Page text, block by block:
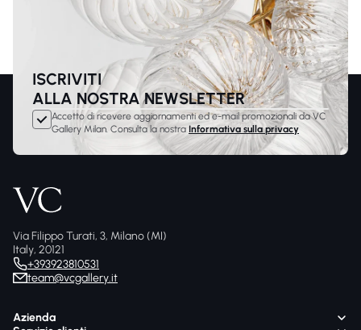
ISCRIVITI
ALLA NOSTRA NEWSLETTER
Accetto di ricevere aggiornamenti ed e-mail promozionali da VC
Gallery Milan. Consulta la nostra Informativa sulla privacy
Via Filippo Turati, 3, Milano (MI)
Italy, 20121
+393923810531
team@vcgallery.it
Azienda